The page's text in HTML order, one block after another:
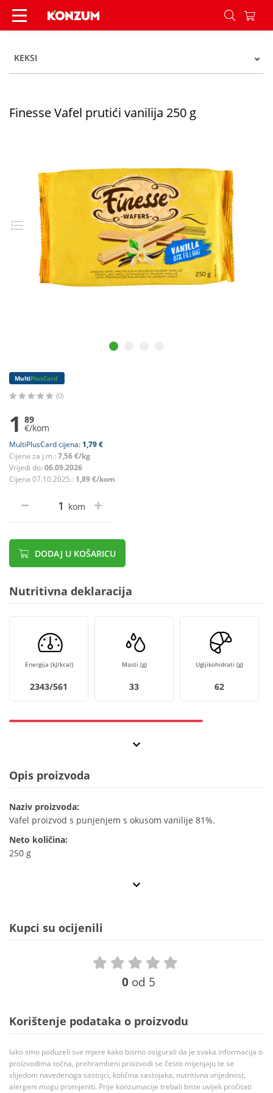
Finesse Vafel prutići vanilija 250 g - Konzum
KEKSI
Finesse Vafel prutići vanilija 250 g
MultiPlusCard
(0)
1 89
€/kom
MultiPlusCard cijena: 1,79 €
Cijena za j.m.: 7,56 €/kg
Vrijedi do: 06.09.2026
Cijena 07.10.2025.: 1,89 €/kom
kom
DODAJ U KOŠARICU
Nutritivna deklaracija
Energija (kJ/kcal)
2343/561
Masti (g)
33
Ugljikohidrati (g)
62
Opis proizvoda
Naziv proizvoda:
Vafel proizvod s punjenjem s okusom vanilije 81%.
Neto količina:
250 g
Kupci su ocijenili
0 od 5
Korištenje podataka o proizvodu
Iako smo poduzeli sve mjere kako bismo osigurali da je svaka informacija o
proizvodima točna, prehrambeni proizvodi se često mijenjaju te se
slijedom navedenoga sastojci, količina sastojaka, nutritivna vrijednost,
alergeni mogu promjeniti. Prije konzumacije trebali biste uvijek pročitati